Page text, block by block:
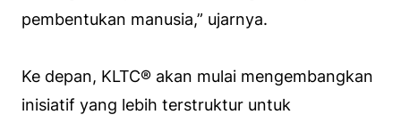
pembentukan manusia,” ujarnya.
Ke depan, KLTC® akan mulai mengembangkan
inisiatif yang lebih terstruktur untuk